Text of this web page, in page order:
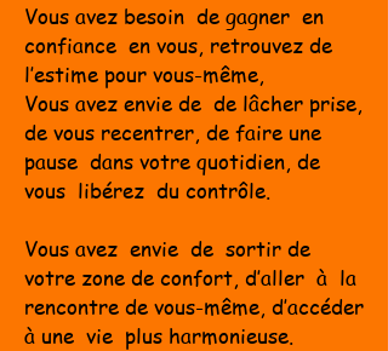
Vous avez besoin de gagner en
confiance en vous, retrouvez de
l’estime pour vous-même,
Vous avez envie de de lâcher prise,
de vous recentrer, de faire une
pause dans votre quotidien, de
vous libérez du contrôle.
Vous avez envie de sortir de
votre zone de confort, d’aller à la
rencontre de vous-même, d’accéder
à une vie plus harmonieuse.